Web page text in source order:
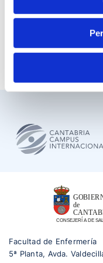
Transferencia del
(HUMV), Rafael
Miguel, Jefe de
Facultad de Enfermería
5ª Planta, Avda.